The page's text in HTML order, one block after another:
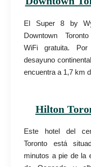
El Super 8 by
Downtown
WiFi gratuita.
desayuno
encuentra a 1,7 km
Hilton
Este hotel del
Toronto está
minutos a pie de la